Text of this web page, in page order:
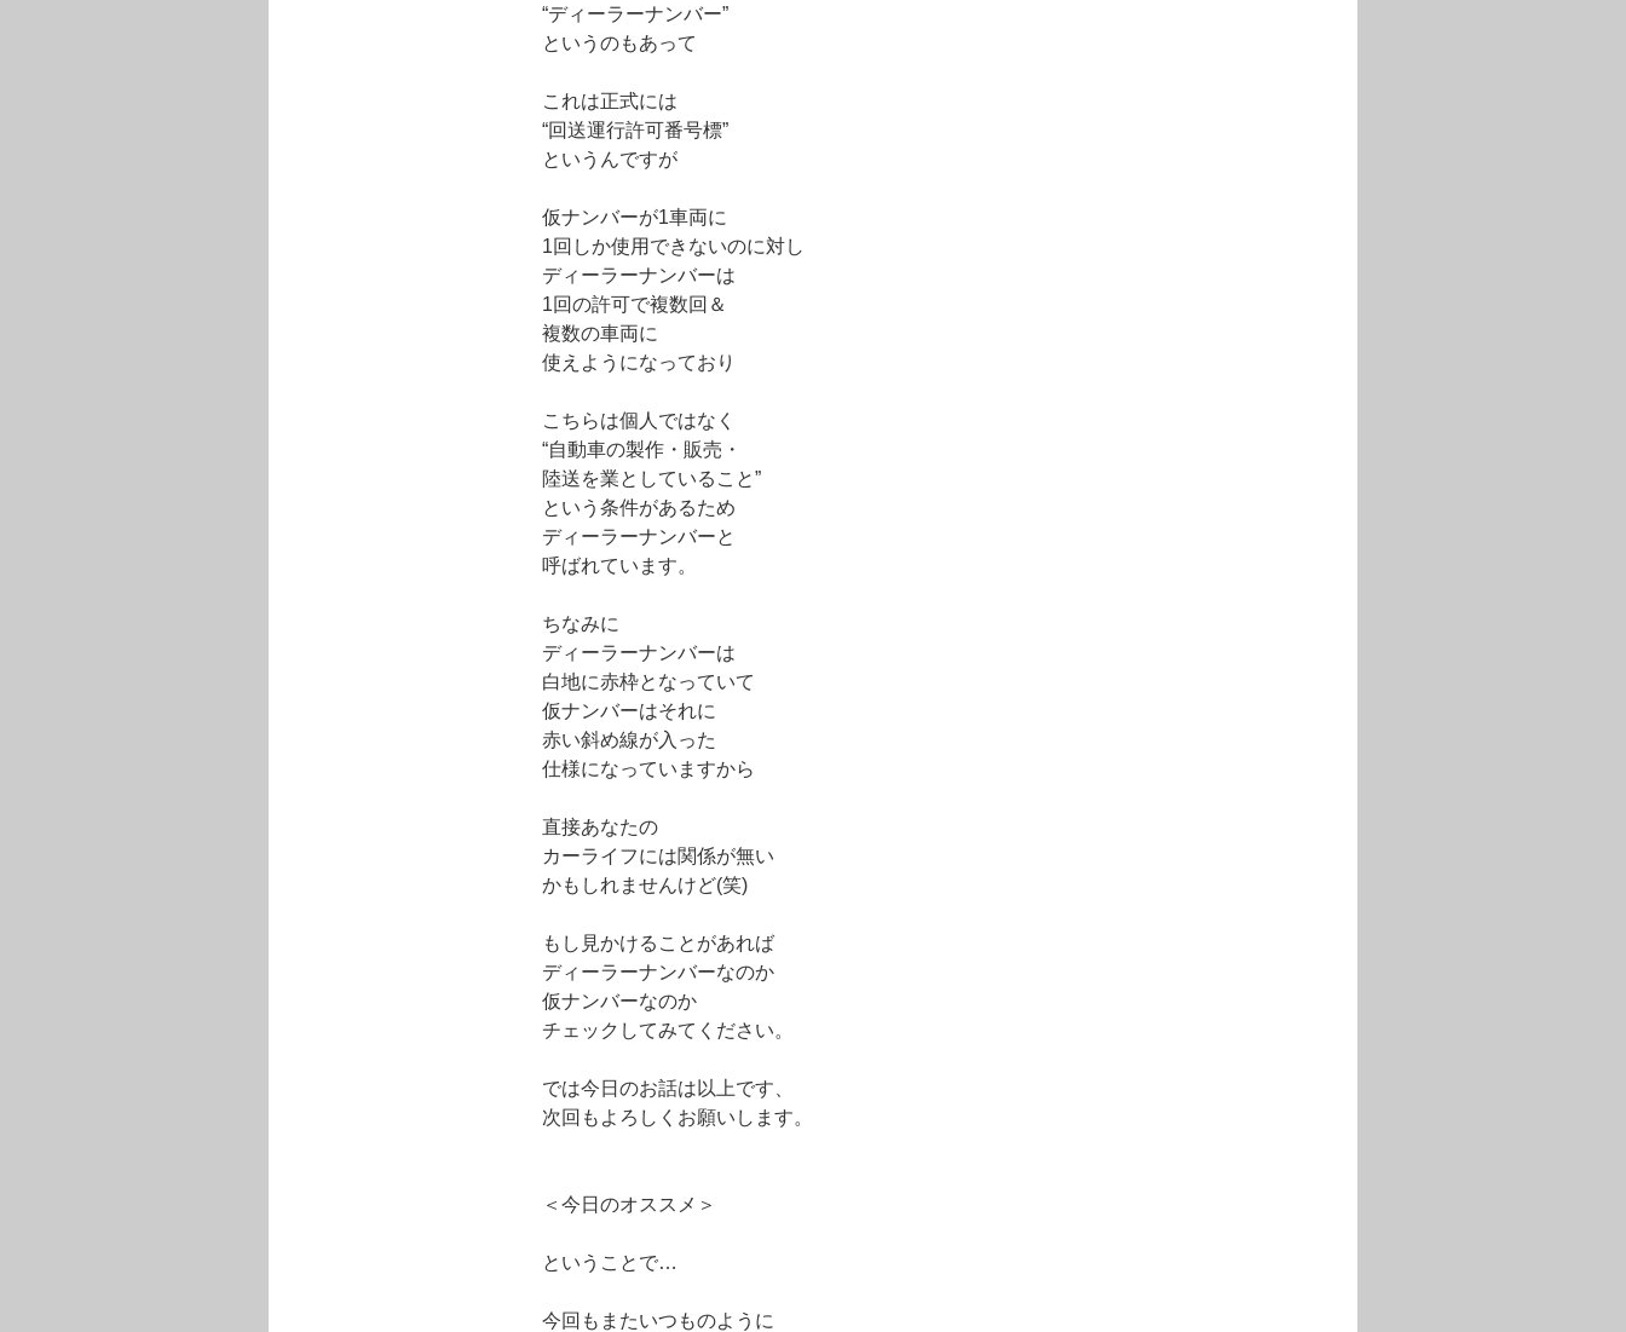
“ディーラーナンバー”
というのもあって
これは正式には
“回送運行許可番号標”
というんですが
仮ナンバーが1車両に
1回しか使用できないのに対し
ディーラーナンバーは
1回の許可で複数回＆
複数の車両に
使えようになっており
こちらは個人ではなく
“自動車の製作・販売・
陸送を業としていること”
という条件があるため
ディーラーナンバーと
呼ばれています。
ちなみに
ディーラーナンバーは
白地に赤枠となっていて
仮ナンバーはそれに
赤い斜め線が入った
仕様になっていますから
直接あなたの
カーライフには関係が無い
かもしれませんけど(笑)
もし見かけることがあれば
ディーラーナンバーなのか
仮ナンバーなのか
チェックしてみてください。
では今日のお話は以上です、
次回もよろしくお願いします。
＜今日のオススメ＞
ということで…
今回もまたいつものように